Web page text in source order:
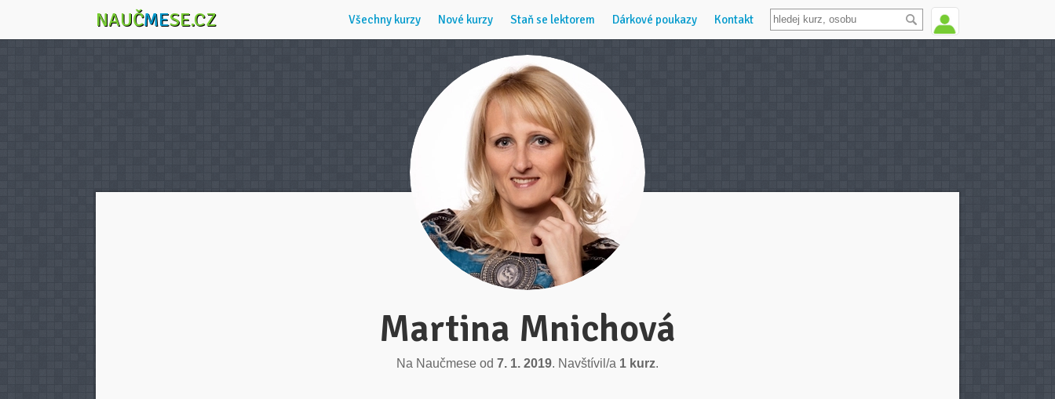
NAUČMESE.CZ Všechny kurzy Nové kurzy Staň se lektorem Dárkové poukazy Kontakt
Martina Mnichová
Na Naučmese od 7. 1. 2019. Navštívil/a 1 kurz.